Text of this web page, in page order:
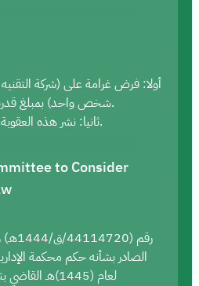
أولا: فرض غرامة على (شركة
شخص واحد) بمبلغ قدره (10,000) ريال سعودي.
ثانيا: نشر هذه العقوبة في الموقع الإلكتروني للهيئة.
to Consider
لعام (1445)هـ القاضي بتأييد الحكم برفض الدعوى